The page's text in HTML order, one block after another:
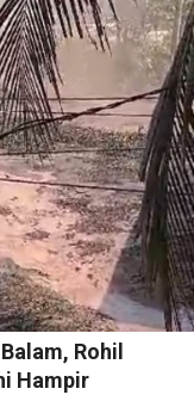
Rohil
Hampir